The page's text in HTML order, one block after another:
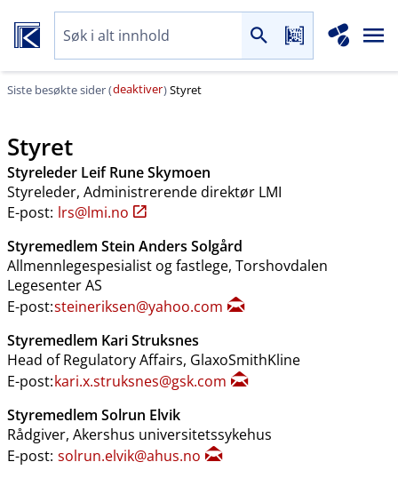
Siste besøkte sider (deaktiver)Styret
Styret
Styreleder Leif Rune Skymoen
Styreleder, Administrerende direktør LMI
E-post: lrs@lmi.no
Styremedlem Stein Anders Solgård
Allmennlegespesialist og fastlege, Torshovdalen
Legesenter AS
E-post:steineriksen@yahoo.com
Styremedlem Kari Struksnes
Head of Regulatory Affairs, GlaxoSmithKline
E-post:kari.x.struksnes@gsk.com
Styremedlem Solrun Elvik
Rådgiver, Akershus universitetssykehus
E-post: solrun.elvik@ahus.no